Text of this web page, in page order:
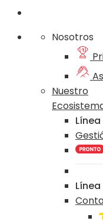
Nosotros
Nuestro
Línea